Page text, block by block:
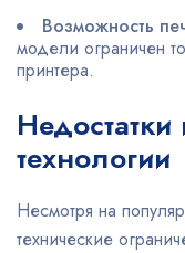
Возможность
модели ограничен
принтера.
технологии
Несмотря на
технические